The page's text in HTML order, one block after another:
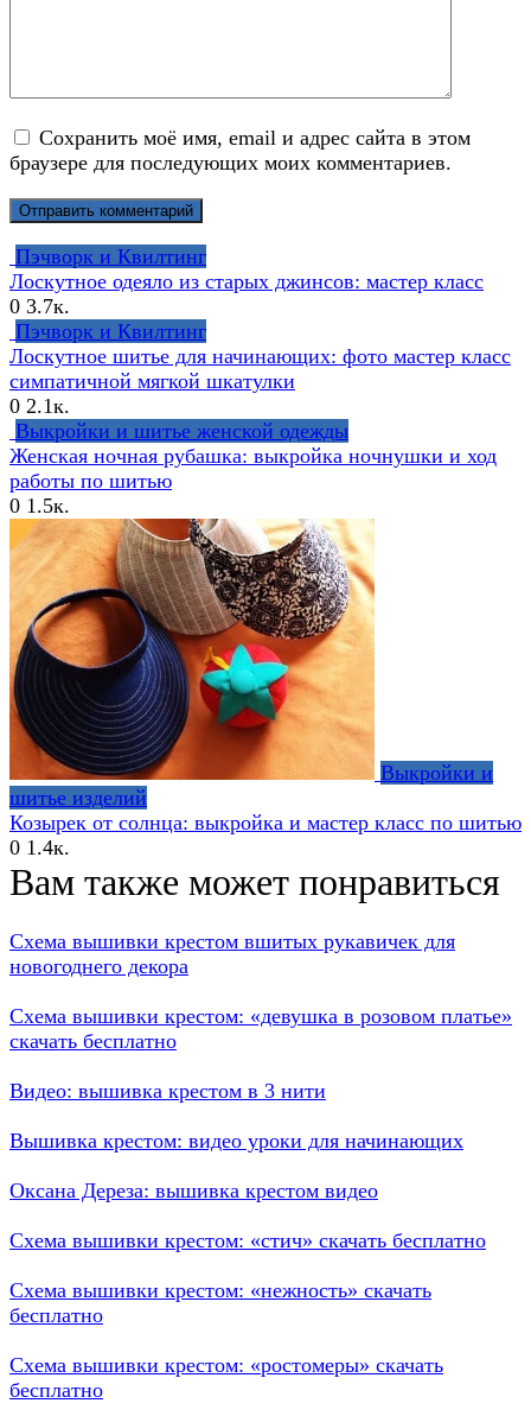
Сохранить моё имя, email и адрес сайта в этом
браузере для последующих моих комментариев.
Пэчворк и Квилтинг
Лоскутное одеяло из старых джинсов: мастер класс
0 3.7к.
Пэчворк и Квилтинг
Лоскутное шитье для начинающих: фото мастер класс
симпатичной мягкой шкатулки
0 2.1к.
Выкройки и шитье женской одежды
Женская ночная рубашка: выкройка ночнушки и ход
работы по шитью
0 1.5к.
Выкройки и
шитье изделий
Козырек от солнца: выкройка и мастер класс по шитью
0 1.4к.
Вам также может понравиться
Схема вышивки крестом вшитых рукавичек для
новогоднего декора
Схема вышивки крестом: «девушка в розовом платье»
скачать бесплатно
Видео: вышивка крестом в 3 нити
Вышивка крестом: видео уроки для начинающих
Оксана Дереза: вышивка крестом видео
Схема вышивки крестом: «стич» скачать бесплатно
Схема вышивки крестом: «нежность» скачать
бесплатно
Схема вышивки крестом: «ростомеры» скачать
бесплатно